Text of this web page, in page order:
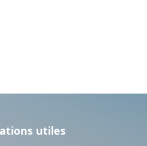
utiles